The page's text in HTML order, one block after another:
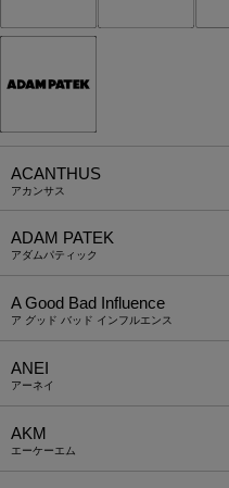
ACANTHUS
アカンサス
ADAM PATEK
アダムパティック
A Good Bad Influence
ア グッド バッド インフルエンス
ANEI
アーネイ
AKM
エーケーエム